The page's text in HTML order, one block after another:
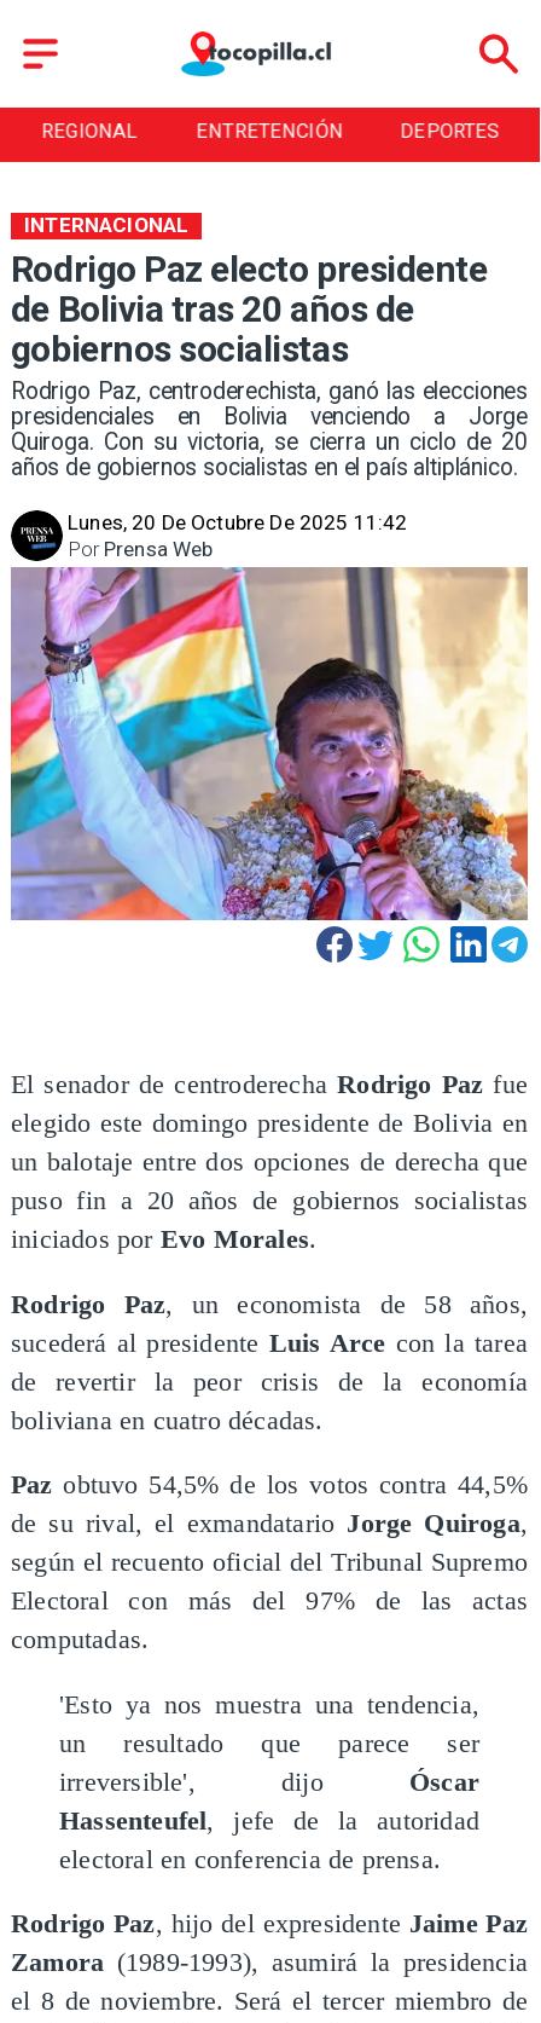
REGIONAL ENTRETENCIÓN DEPORTES
Rodrigo Paz electo presidente
de Bolivia tras 20 años de
gobiernos socialistas
Rodrigo Paz, centroderechista, ganó las elecciones
presidenciales en Bolivia venciendo a Jorge
Quiroga. Con su victoria, se cierra un ciclo de 20
años de gobiernos socialistas en el país altiplánico.
INTERNACIONAL
Lunes, 20 De Octubre De 2025 11:42
Prensa Web
Por
El senador de centroderechaRodrigo Paz fue
elegido este domingo presidente de Bolivia en
un balotaje entre dos opciones de derecha que
puso fin a 20 años de gobiernos socialistas
iniciados por Evo Morales.
Rodrigo Paz, un economista de 58 años,
sucederá al presidente Luis Arce con la tarea
de revertir la peor crisis de la economía
boliviana en cuatro décadas.
Paz obtuvo 54,5% de los votos contra 44,5%
de su rival, el exmandatario Jorge Quiroga,
según el recuento oficial del Tribunal Supremo
Electoral con más del 97% de las actas
computadas.
'Esto ya nos muestra una tendencia,
un resultado que parece ser
irreversible', dijo Óscar
Hassenteufel, jefe de la autoridad
electoral en conferencia de prensa.
Rodrigo Paz, hijo del expresidente Jaime Paz
Zamora (1989-1993), asumirá la presidencia
el 8 de noviembre. Será el tercer miembro de